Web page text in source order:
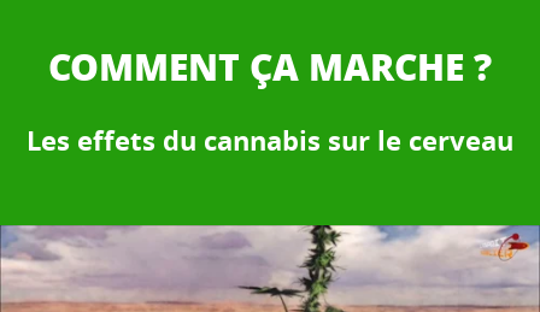
COMMENT ÇA MARCHE ?
Les effets du cannabis sur le cerveau